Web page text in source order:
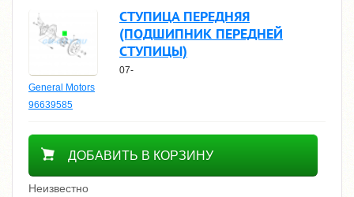
СТУПИЦА ПЕРЕДНЯЯ
(ПОДШИПНИК ПЕРЕДНЕЙ
СТУПИЦЫ)
07-
General Motors
96639585
16800
ДОБАВИТЬ В КОРЗИНУ
Неизвестно